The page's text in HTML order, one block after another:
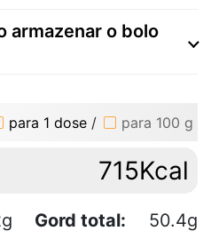
armazenar o bolo
para 1 dose / para 100 g
715Kcal
Gord total:
50.4g